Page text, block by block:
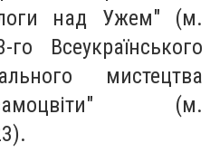
над Ужем" (м.
Всеукраїнського
мистецтва
(м.